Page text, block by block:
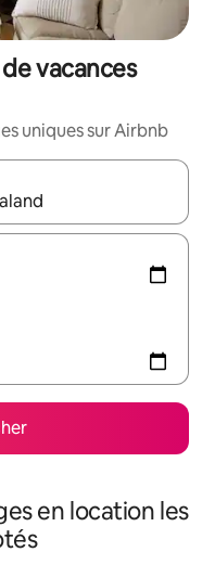
vacances
uniques sur Airbnb
les flèches vers le
en location les